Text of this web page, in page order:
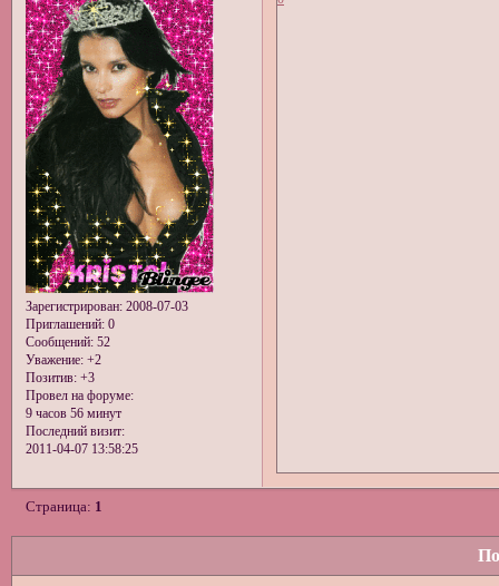
Зарегистрирован: 2008-07-03
Приглашений:0
Сообщений:52
Уважение: +2
Позитив: +3
Провел на форуме:
9 часов 56 минут
Последний визит:
2011-04-07 13:58:25
Страница: 1